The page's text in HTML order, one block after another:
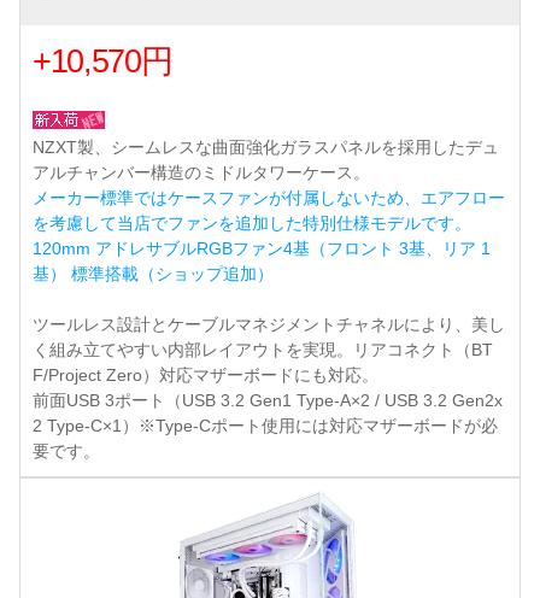
+10,570円
NZXT製、シームレスな曲面強化ガラスパネルを採用したデュ
アルチャンバー構造のミドルタワーケース。
メーカー標準ではケースファンが付属しないため、エアフロー
を考慮して当店でファンを追加した特別仕様モデルです。
120mm アドレサブルRGBファン4基（フロント 3基、リア 1
基） 標準搭載（ショップ追加）
ツールレス設計とケーブルマネジメントチャネルにより、美し
く組み立てやすい内部レイアウトを実現。リアコネクト（BT
F/Project Zero）対応マザーボードにも対応。
前面USB 3ポート（USB 3.2 Gen1 Type-A×2 / USB 3.2 Gen2x
2 Type-C×1）※Type-Cポート使用には対応マザーボードが必
要です。